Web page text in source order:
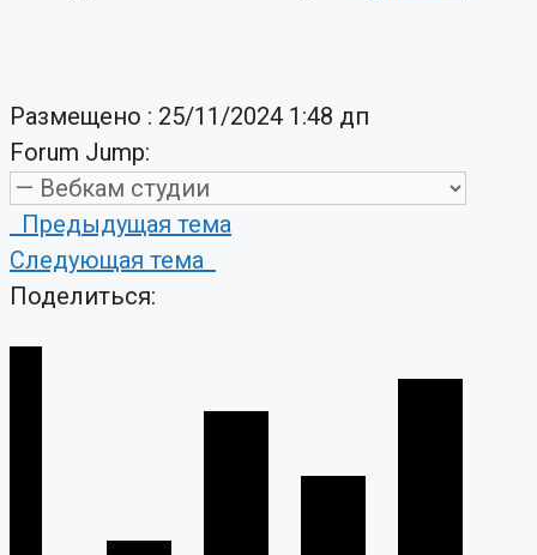
Размещено : 25/11/2024 1:48 дп
Forum Jump:
Предыдущая тема
Следующая тема
Поделиться: